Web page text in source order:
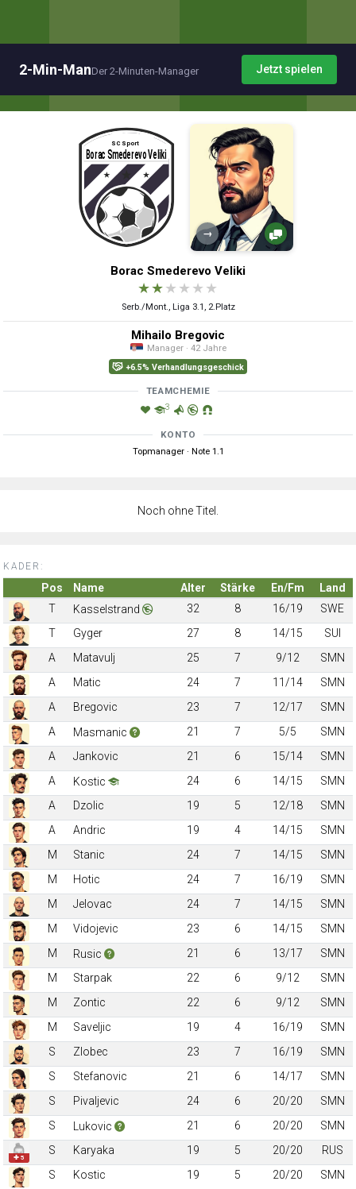
2-Min-ManDer 2-Minuten-Manager Jetzt spielen
→
Borac Smederevo Veliki
★★★ ★ ★ ★
Serb./Mont., Liga 3.1, 2.Platz
Mihailo Bregovic
Manager · 42 Jahre
+6.5% Verhandlungsgeschick
TEAMCHEMIE
3
KONTO
Topmanager · Note 1.1
Noch ohne Titel.
KADER:
Pos Name Alter Stärke En/Fm
Land
T
Kasselstrand 32 8 16/19
SWE
T
Gyger 27 8 14/15
SUI
A
Matavulj 25 7 9/12
SMN
A
Matic 24 7 11/14
SMN
A
Bregovic 23 7 12/17
SMN
A
Masmanic 21 7 5/5
SMN
A
Jankovic 21 6 15/14
SMN
A
Kostic 24 6 14/15
SMN
A
Dzolic 19 5 12/18
SMN
A
Andric 19 4 14/15
SMN
M
Stanic 24 7 14/15
SMN
M
Hotic 24 7 16/19
SMN
M
Jelovac 24 7 14/15
SMN
M
Vidojevic 23 6 14/15
SMN
M
Rusic 21 6 13/17
SMN
M
Starpak 22 6 9/12
SMN
M
Zontic 22 6 9/12
SMN
M
Saveljic 19 4 16/19
SMN
S
Zlobec 23 7 16/19
SMN
S
Stefanovic 21 6 14/17
SMN
S
Pivaljevic 24 6 20/20
SMN
S
Lukovic 21 6 20/20 SMN
✚ 5
S Karyaka 19 5 20/20
RUS
S
Kostic 19 5 20/20 SMN